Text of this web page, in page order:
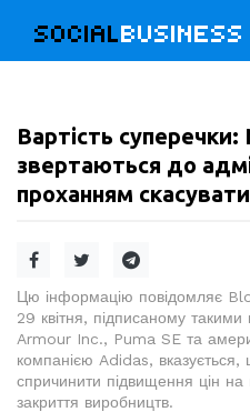
SOCIALBUSINESS
Вартість
звертаються до
проханням
Цю інформацію повідомляє
29 квітня, підписаному
Armour Inc., Puma SE та
компанією Adidas,
спричинити підвищення цін
закриття виробництв.